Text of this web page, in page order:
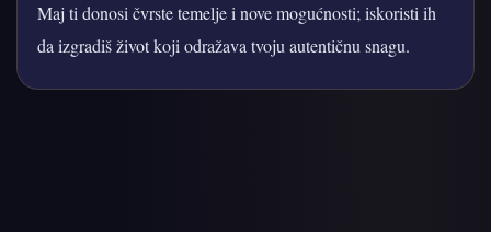
Maj ti donosi čvrste temelje i nove mogućnosti; iskoristi ih
da izgradiš život koji odražava tvoju autentičnu snagu.